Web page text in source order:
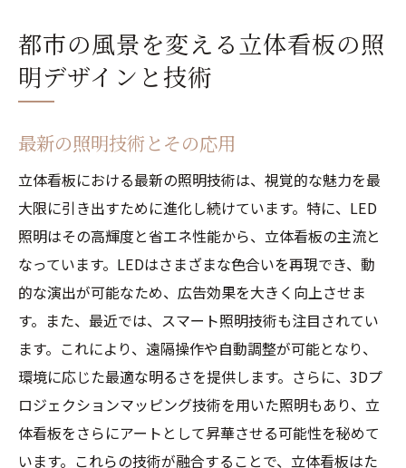
都市の風景を変える立体看板の照
明デザインと技術
最新の照明技術とその応用
立体看板における最新の照明技術は、視覚的な魅力を最
大限に引き出すために進化し続けています。特に、LED
照明はその高輝度と省エネ性能から、立体看板の主流と
なっています。LEDはさまざまな色合いを再現でき、動
的な演出が可能なため、広告効果を大きく向上させま
す。また、最近では、スマート照明技術も注目されてい
ます。これにより、遠隔操作や自動調整が可能となり、
環境に応じた最適な明るさを提供します。さらに、3Dプ
ロジェクションマッピング技術を用いた照明もあり、立
体看板をさらにアートとして昇華させる可能性を秘めて
います。これらの技術が融合することで、立体看板はた